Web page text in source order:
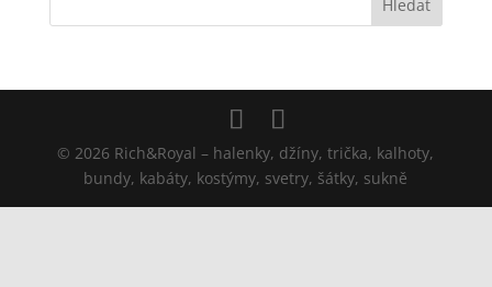
© 2026 Rich&Royal – halenky, džíny, trička, kalhoty,
bundy, kabáty, kostýmy, svetry, šátky, sukně